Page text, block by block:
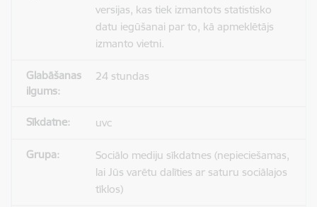
versijas, kas tiek izmantots statistisko
datu iegūšanai par to, kā apmeklētājs
izmanto vietni.
24 stundas
uvc
Sociālo mediju sīkdatnes (nepieciešamas,
lai Jūs varētu dalīties ar saturu sociālajos
tīklos)